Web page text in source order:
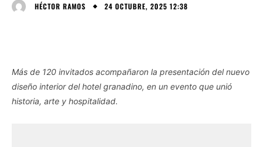
HÉCTOR RAMOS 24 OCTUBRE, 2025 12:38
Más de 120 invitados acompañaron la presentación del nuevo
diseño interior del hotel granadino, en un evento que unió
historia, arte y hospitalidad.